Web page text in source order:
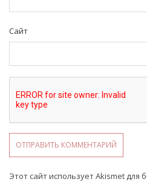
Сайт
Этот сайт использует Akismet для